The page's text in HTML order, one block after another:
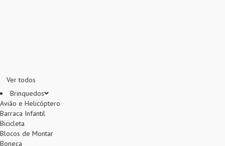
Ver todos
Brinquedos
Avião e Helicóptero
Barraca Infantil
Bicicleta
Blocos de Montar
Boneca